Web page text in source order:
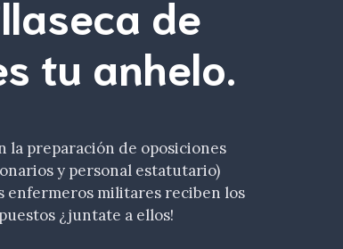
de
tu anhelo.
la preparación de oposiciones
y personal estatutario)
enfermeros militares reciben los
¿juntate a ellos!